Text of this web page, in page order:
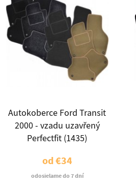
Autokoberce Ford Transit
2000 - vzadu uzavřený
Perfectfit (1435)
od€34
odosielame do 7 dní